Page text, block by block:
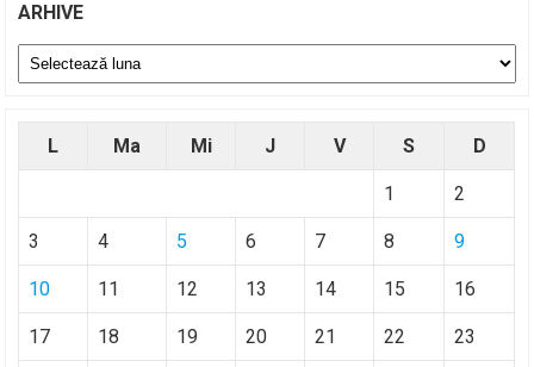
ARHIVE
Arhive
L Ma Mi J V S D
1 2
3 4 5 6 7 8 9
10 11 12 13 14 15 16
17 18 19 20 21 22 23